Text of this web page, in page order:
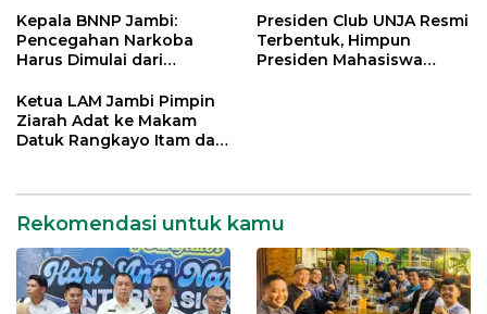
Kepala BNNP Jambi:
Pencegahan Narkoba
Harus Dimulai dari
Indonesia Emas 2045
Presiden Club UNJA Resmi
Terbentuk, Himpun
Presiden Mahasiswa
Ketua LAM Jambi Pimpin
Ziarah Adat ke Makam
Datuk Rangkayo Itam dan
Rekomendasi untuk kamu